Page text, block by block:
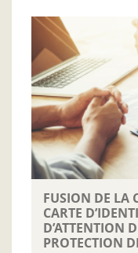
FUSION DE LA
CARTE
D’ATTENTION
PROTECTION